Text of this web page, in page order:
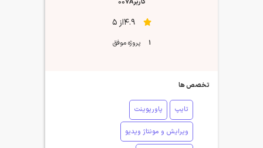
4.9از 5
1 پروژه موفق
تخصص ها
تایپ پاورپوینت
ویرایش و مونتاژ ویدیو